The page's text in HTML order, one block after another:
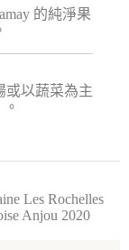
的純淨果
或以蔬菜為主